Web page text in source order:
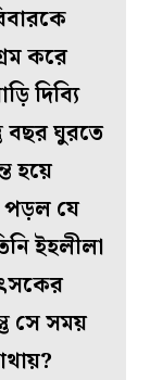
করে
দিব‌্যি
বছর ঘুরতে
হয়ে
পড়ল যে
ইহলীলা
সে সময়